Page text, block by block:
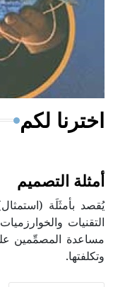
- هل تعلم أن
من مادة كربونات
أجود أنواعه،
اخترنا لكم
أمثلة التصميم
التقنيات
مساعدة المصمِّمين
وتكلفتها.